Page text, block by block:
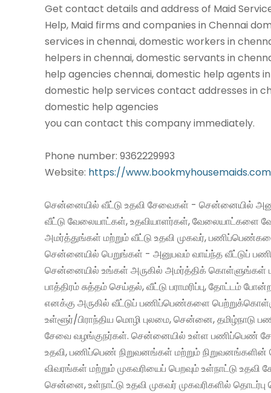
Get contact details and address of Maid
Help, Maid firms and companies in Chennai
services in chennai, domestic workers in
helpers in chennai, domestic servants in
help agencies chennai, domestic help agents
domestic help services contact addresses in
domestic help agencies
you can contact this company immediately.
Phone number: 9362229993
Website: https://
சென்னையில் வீட்டு உதவி சேவைகள் - சென்னையில்
வீட்டு வேலையாட்கள், உதவியாளர்கள், வேலையாட்களை
அமர்த்துங்கள் மற்றும் வீட்டு உதவி முகவர்,
சென்னையில் பெறுங்கள் - அனுபவம் வாய்ந்த வீட்டுப்
சென்னையில் உங்கள் அருகில் அமர்த்திக் கொள்ளுங்கள்
பாத்திரம் சுத்தம் செய்தல், வீட்டு பராமரிப்பு, தோட்டம்
எனக்கு அருகில் வீட்டுப் பணிப்பெண்களை
உள்ளூர்/பிராந்திய மொழி புலமை, சென்னை, தமிழ்நாடு
சேவை வழங்குநர்கள். சென்னையில் உள்ள பணிப்பெண்
உதவி, பணிப்பெண் நிறுவனங்கள் மற்றும் நிறுவனங்களின்
விவரங்கள் மற்றும் முகவரியைப் பெறவும் உள்நாட்டு உதவி
சென்னை, உள்நாட்டு உதவி முகவர் முகவரிகளில்